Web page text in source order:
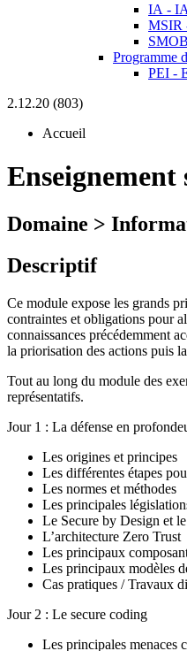
IA -
MSIR
Programme
PEI -
2.12.20 (803)
Accueil
Domaine >
Descriptif
Ce module expose les grands
contraintes et obligations pour
connaissances précédemment
la priorisation des actions puis
Tout au long du module des
représentatifs.
Jour 1 : La défense en
Les origines et principes
Les différentes étapes
Les normes et méthodes
Les principales
Le Secure by Design et
L’architecture Zero Trust
Les principaux
Les principaux modèles
Cas pratiques / Travaux
Jour 2 : Le secure coding
Les principales menaces